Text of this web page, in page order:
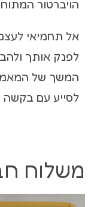
הויברטור
לפנק אותך
המשך של
לסייע עם בקשה
משלוח